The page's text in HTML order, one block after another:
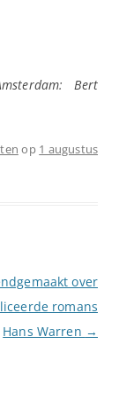
Bert
op 1 augustus
over
romans
Hans Warren →